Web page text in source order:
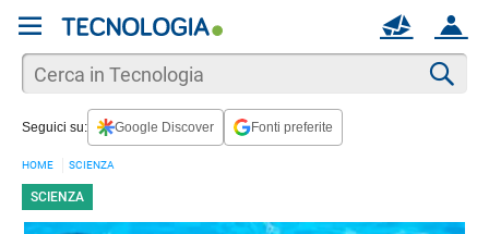
ACCOUNT
MAIL
Seguici su: Google Discover Fonti preferite
HOME SCIENZA
SCIENZA